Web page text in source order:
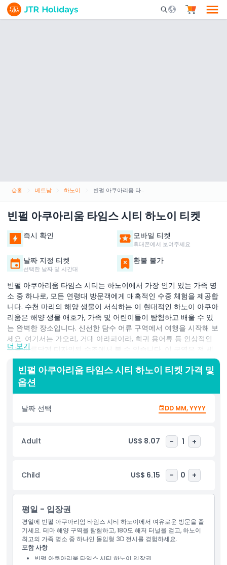
Mobile Search
홈 베트남 하노이 빈펄 아쿠아리움 타임스 시티 하노이 티켓
빈펄 아쿠아리움 타임스 시티 하노이 티켓
즉시 확인 모바일 티켓
휴대폰에서 보여주세요
날짜 지정 티켓
선택한 날짜 및 시간대
환불 불가
빈펄 아쿠아리움 타임스 시티는 하노이에서 가장 인기 있는 가족 명
소 중 하나로, 모든 연령대 방문객에게 매혹적인 수중 체험을 제공합
니다. 수천 마리의 해양 생물이 서식하는 이 현대적인 하노이 아쿠아
리움은 해양 생물 애호가, 가족 및 어린이들이 탐험하고 배울 수 있
는 완벽한 장소입니다. 신선한 담수 어류 구역에서 여행을 시작해 보
세요. 여기서는 가오리, 거대 아라파이라, 희귀 용어류 등 인상적인
종을 아름답게 디자인된 수조에서 볼 수 있습니다. 이 구역은 전 세
계의 강과 호수 생태계를 보여 주어 교육적이고 흥미롭습니다. 다음
으로 빈펄 아쿠아리움 타임스 시티의 하이라이트인 해수 어류 구역
으로 향하세요. 이곳에서는 200종 이상의 해양 생물이 전시된 인상
적인 아쿠아리움 표본 전시를 발견할 수 있으며, 몰입형 3D 시각 효
과로 수중 세계가 생생하게 살아납니다. 다채로운 산호초, 열대어, 대
형 해양 생물이 진정으로 기억에 남는 경험을 선사합니다. 마지막으
황제 전갈 및 기타 매혹적인 곤충 등 독특한 생물들이 기다리고 있습
니다. 어린이와 함께 여행하거나 하노이의 주요 명소를 탐험할 때 빈
포함 사항
아동 성인 정책
더 보기
빈펄 아쿠아리움 타임스 시티 하노이 티켓 가격 및
옵션
날짜 선택 DD MM, YYYY
Adult US$ 8.07 - 1 +
Child US$ 6.15 - 0 +
평일 - 입장권
평일에 빈펄 아쿠아리엄 타임스 시티 하노이에서 여유로운 방문을 즐
기세요. 테마 해양 구역을 탐험하고, 180도 해저 터널을 걷고, 하노이
최고의 가족 명소 중 하나인 몰입형 3D 전시를 경험하세요.
포함 사항
빈펄 아쿠아리움 타임스 시티 하노이 입장권